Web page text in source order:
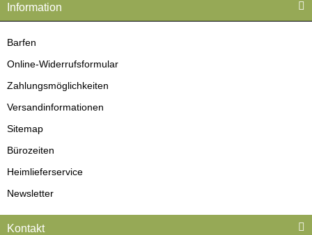
Information
Barfen
Online-Widerrufsformular
Zahlungsmöglichkeiten
Versandinformationen
Sitemap
Bürozeiten
Heimlieferservice
Newsletter
Kontakt